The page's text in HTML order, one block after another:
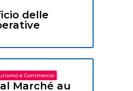
delle
e Commercio
Marché au